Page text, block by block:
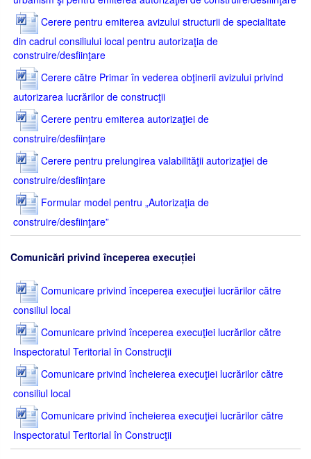
Cerere pentru emiterea avizului structurii de specialitate
din cadrul consiliului local pentru autorizaţia de
construire/desfiinţare
Cerere către Primar în vederea obţinerii avizului privind
autorizarea lucrărilor de construcţii
Cerere pentru emiterea autorizaţiei de
construire/desfiinţare
Cerere pentru prelungirea valabilităţii autorizaţiei de
construire/desfiinţare
Formular model pentru „Autorizaţia de
construire/desfiinţare”
Comunicări privind începerea execuției
Comunicare privind începerea execuţiei lucrărilor către
consiliul local
Comunicare privind începerea execuţiei lucrărilor către
Inspectoratul Teritorial în Construcţii
Comunicare privind încheierea execuţiei lucrărilor către
consiliul local
Comunicare privind încheierea execuţiei lucrărilor către
Inspectoratul Teritorial în Construcţii